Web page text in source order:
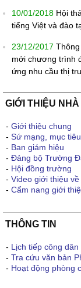
10/01/2018 Hội
tiếng Việt và đào
23/12/2017
mới chương trình
ứng nhu cầu thị
GIỚI THIỆU
- Giới thiệu chung
- Sứ mạng, mục
- Ban giám hiệu
- Đảng bộ Trường
- Hội đồng trường
- Video giới thiệu
- Cẩm nang giới
THÔNG TIN
- Lịch tiếp công dân
- Tra cứu văn bản
- Hoạt động phòng